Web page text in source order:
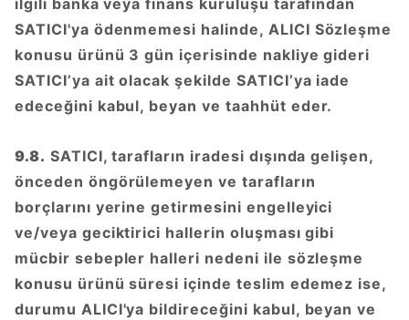
SATICI'ya ödenmemesi halinde, ALICI Sözleşme
konusu ürünü 3 gün içerisinde nakliye gideri
SATICI’ya ait olacak şekilde SATICI’ya iade
edeceğini kabul, beyan ve taahhüt eder.
9.8. SATICI, tarafların iradesi dışında gelişen,
önceden öngörülemeyen ve tarafların
borçlarını yerine getirmesini engelleyici
ve/veya geciktirici hallerin oluşması gibi
mücbir sebepler halleri nedeni ile sözleşme
konusu ürünü süresi içinde teslim edemez ise,
durumu ALICI'ya bildireceğini kabul, beyan ve